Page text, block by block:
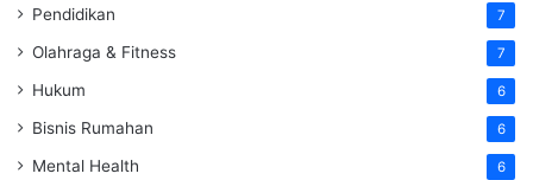
Pendidikan 7
Olahraga & Fitness 7
Hukum 6
Bisnis Rumahan 6
Mental Health 6